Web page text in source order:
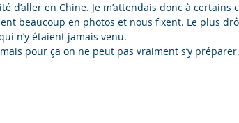
d’aller en Chine. Je m’attendais donc à
beaucoup en photos et nous fixent. Le plus
n’y étaient jamais venu.
pour ça on ne peut pas vraiment s’y